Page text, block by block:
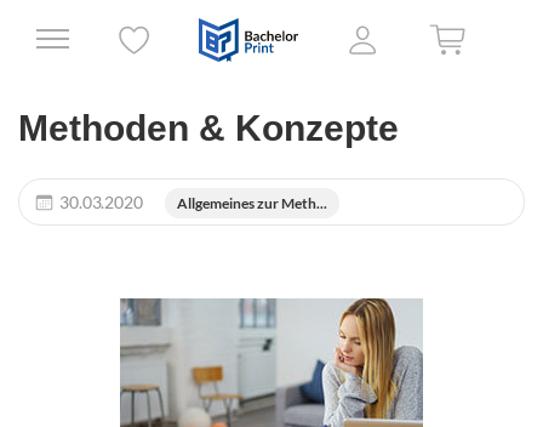
Methoden & Konzepte
30.03.2020 Allgemeines zur Meth...